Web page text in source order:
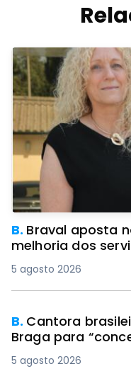
B. Braval aposta
melhoria dos
5 agosto 2026
B. Cantora
Braga para
5 agosto 2026